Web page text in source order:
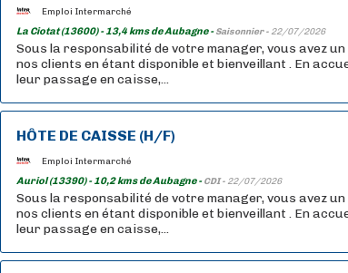
Emploi Intermarché
La Ciotat (13600) - 13,4 kms de Aubagne -Saisonnier - 22/07/2026
Sous la responsabilité de votre manager, vous avez
nos clients en étant disponible et bienveillant . En
leur passage en caisse,...
HÔTE DE CAISSE (H/F)
Emploi Intermarché
Auriol (13390) - 10,2 kms de Aubagne -CDI - 22/07/2026
Sous la responsabilité de votre manager, vous avez
nos clients en étant disponible et bienveillant . En
leur passage en caisse,...